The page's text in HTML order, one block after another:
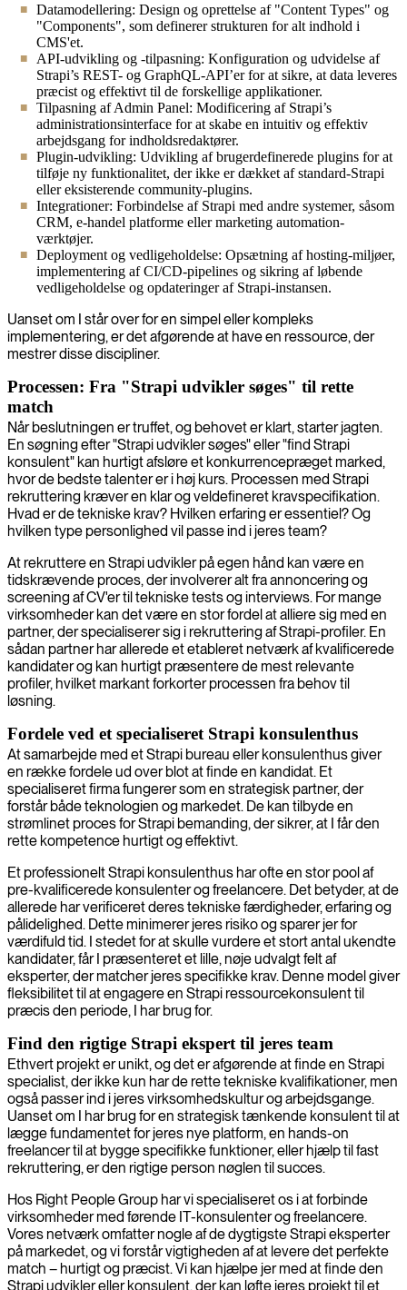
Datamodellering: Design og oprettelse af "Content Types" og
"Components", som definerer strukturen for alt indhold i
CMS'et.
API-udvikling og -tilpasning: Konfiguration og udvidelse af
Strapi’s REST- og GraphQL-API’er for at sikre, at data leveres
præcist og effektivt til de forskellige applikationer.
Tilpasning af Admin Panel: Modificering af Strapi’s
administrationsinterface for at skabe en intuitiv og effektiv
arbejdsgang for indholdsredaktører.
Plugin-udvikling: Udvikling af brugerdefinerede plugins for at
tilføje ny funktionalitet, der ikke er dækket af standard-Strapi
eller eksisterende community-plugins.
Integrationer: Forbindelse af Strapi med andre systemer, såsom
CRM, e-handel platforme eller marketing automation-
værktøjer.
Deployment og vedligeholdelse: Opsætning af hosting-miljøer,
implementering af CI/CD-pipelines og sikring af løbende
vedligeholdelse og opdateringer af Strapi-instansen.
Uanset om I står over for en simpel eller kompleks
implementering, er det afgørende at have en ressource, der
mestrer disse discipliner.
Processen: Fra "Strapi udvikler søges" til rette
match
Når beslutningen er truffet, og behovet er klart, starter jagten.
En søgning efter "Strapi udvikler søges" eller "find Strapi
konsulent" kan hurtigt afsløre et konkurrencepræget marked,
hvor de bedste talenter er i høj kurs. Processen med Strapi
rekruttering kræver en klar og veldefineret kravspecifikation.
Hvad er de tekniske krav? Hvilken erfaring er essentiel? Og
hvilken type personlighed vil passe ind i jeres team?
At rekruttere en Strapi udvikler på egen hånd kan være en
tidskrævende proces, der involverer alt fra annoncering og
screening af CV'er til tekniske tests og interviews. For mange
virksomheder kan det være en stor fordel at alliere sig med en
partner, der specialiserer sig i rekruttering af Strapi-profiler. En
sådan partner har allerede et etableret netværk af kvalificerede
kandidater og kan hurtigt præsentere de mest relevante
profiler, hvilket markant forkorter processen fra behov til
løsning.
Fordele ved et specialiseret Strapi konsulenthus
At samarbejde med et Strapi bureau eller konsulenthus giver
en række fordele ud over blot at finde en kandidat. Et
specialiseret firma fungerer som en strategisk partner, der
forstår både teknologien og markedet. De kan tilbyde en
strømlinet proces for Strapi bemanding, der sikrer, at I får den
rette kompetence hurtigt og effektivt.
Et professionelt Strapi konsulenthus har ofte en stor pool af
pre-kvalificerede konsulenter og freelancere. Det betyder, at de
allerede har verificeret deres tekniske færdigheder, erfaring og
pålidelighed. Dette minimerer jeres risiko og sparer jer for
værdifuld tid. I stedet for at skulle vurdere et stort antal ukendte
kandidater, får I præsenteret et lille, nøje udvalgt felt af
eksperter, der matcher jeres specifikke krav. Denne model giver
fleksibilitet til at engagere en Strapi ressourcekonsulent til
præcis den periode, I har brug for.
Find den rigtige Strapi ekspert til jeres team
Ethvert projekt er unikt, og det er afgørende at finde en Strapi
specialist, der ikke kun har de rette tekniske kvalifikationer, men
også passer ind i jeres virksomhedskultur og arbejdsgange.
Uanset om I har brug for en strategisk tænkende konsulent til at
lægge fundamentet for jeres nye platform, en hands-on
freelancer til at bygge specifikke funktioner, eller hjælp til fast
rekruttering, er den rigtige person nøglen til succes.
Hos Right People Group har vi specialiseret os i at forbinde
virksomheder med førende IT-konsulenter og freelancere.
Vores netværk omfatter nogle af de dygtigste Strapi eksperter
på markedet, og vi forstår vigtigheden af at levere det perfekte
match – hurtigt og præcist. Vi kan hjælpe jer med at finde den
Strapi udvikler eller konsulent, der kan løfte jeres projekt til et